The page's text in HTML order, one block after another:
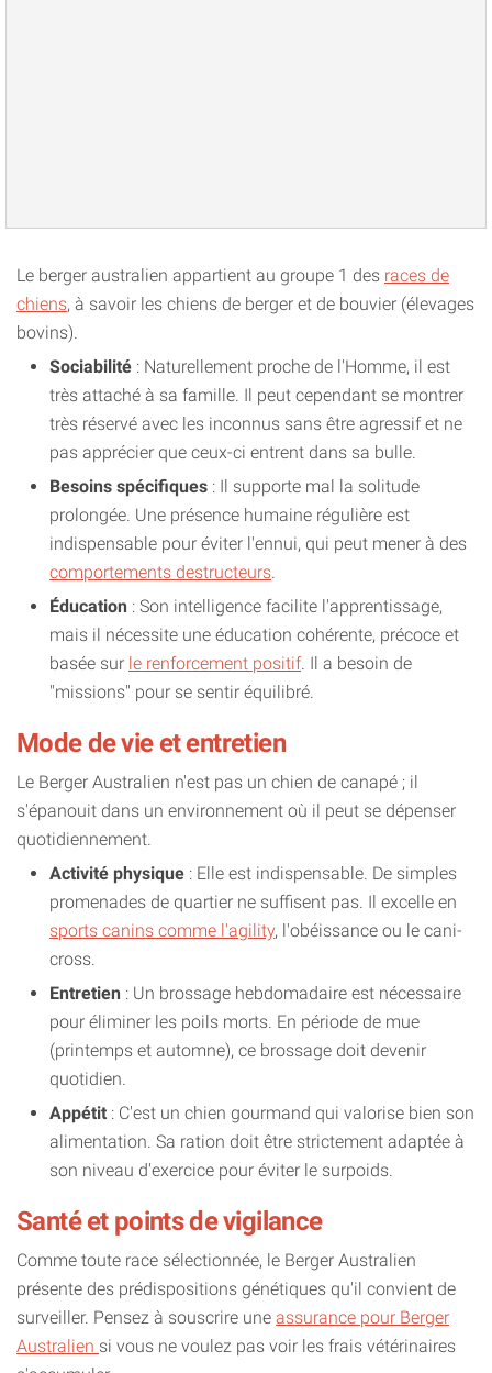
Le berger australien appartient au groupe 1 des races de
chiens, à savoir les chiens de berger et de bouvier (élevages
bovins).
Sociabilité : Naturellement proche de l'Homme, il est
très attaché à sa famille. Il peut cependant se montrer
très réservé avec les inconnus sans être agressif et ne
pas apprécier que ceux-ci entrent dans sa bulle.
Besoins spécifiques : Il supporte mal la solitude
prolongée. Une présence humaine régulière est
indispensable pour éviter l'ennui, qui peut mener à des
comportements destructeurs
Éducation : Son intelligence facilite l'apprentissage,
mais il nécessite une éducation cohérente, précoce et
basée sur le renforcement positif. Il a besoin de
"missions" pour se sentir équilibré.
Mode de vie et entretien
Le Berger Australien n'est pas un chien de canapé ; il
s'épanouit dans un environnement où il peut se dépenser
quotidiennement.
Activité physique : Elle est indispensable. De simples
promenades de quartier ne suffisent pas. Il excelle en
sports canins comme l'agility, l'obéissance ou le cani-
cross.
Entretien : Un brossage hebdomadaire est nécessaire
pour éliminer les poils morts. En période de mue
(printemps et automne), ce brossage doit devenir
quotidien.
Appétit : C'est un chien gourmand qui valorise bien son
alimentation. Sa ration doit être strictement adaptée à
son niveau d'exercice pour éviter le surpoids.
Santé et points de vigilance
Comme toute race sélectionnée, le Berger Australien
présente des prédispositions génétiques qu'il convient de
surveiller. Pensez à souscrire une assurance pour Berger
Australien si vous ne voulez pas voir les frais vétérinaires